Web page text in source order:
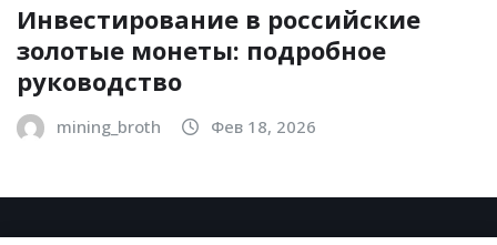
Инвестирование в российские
золотые монеты: подробное
руководство
mining_broth Фев 18, 2026